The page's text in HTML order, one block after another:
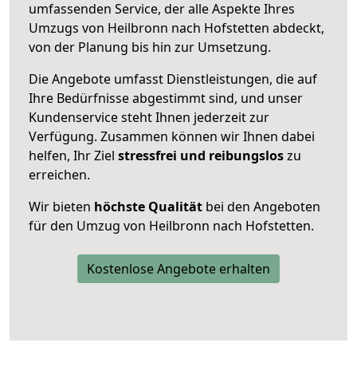
umfassenden Service, der alle Aspekte Ihres
Umzugs von Heilbronn nach Hofstetten abdeckt,
von der Planung bis hin zur Umsetzung.
Die Angebote umfasst Dienstleistungen, die auf
Ihre Bedürfnisse abgestimmt sind, und unser
Kundenservice steht Ihnen jederzeit zur
Verfügung. Zusammen können wir Ihnen dabei
helfen, Ihr Ziel stressfrei und reibungsloszu
erreichen.
Wir bieten höchste Qualität bei den Angeboten
für den Umzug von Heilbronn nach Hofstetten.
Kostenlose Angebote erhalten